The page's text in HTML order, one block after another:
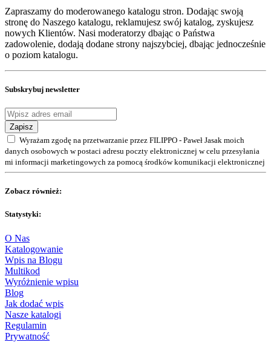
Zapraszamy do moderowanego katalogu stron. Dodając swoją
stronę do Naszego katalogu, reklamujesz swój katalog, zyskujesz
nowych Klientów. Nasi moderatorzy dbając o Państwa
zadowolenie, dodają dodane strony najszybciej, dbając jednocześnie
o poziom katalogu.
Subskrybuj newsletter
Zapisz
Wyrażam zgodę na przetwarzanie przez FILIPPO - Paweł Jasak moich
danych osobowych w postaci adresu poczty elektronicznej w celu przesyłania
mi informacji marketingowych za pomocą środków komunikacji elektronicznej
Zobacz również:
Statystyki:
O Nas
Katalogowanie
Wpis na Blogu
Multikod
Wyróżnienie wpisu
Blog
Jak dodać wpis
Nasze katalogi
Regulamin
Prywatność